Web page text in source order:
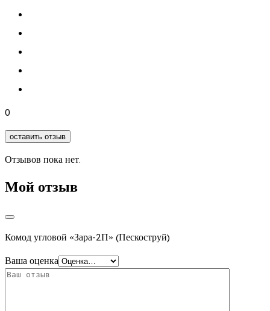
0
оставить отзыв
Отзывов пока нет.
Мой отзыв
Комод угловой «Зара-2П» (Пескоструй)
Ваша оценка